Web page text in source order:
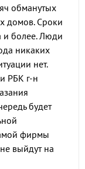
обманутых
домов. Сроки
и более. Люди
никаких
нет.
РБК г-н
будет
фирмы
выйдут на